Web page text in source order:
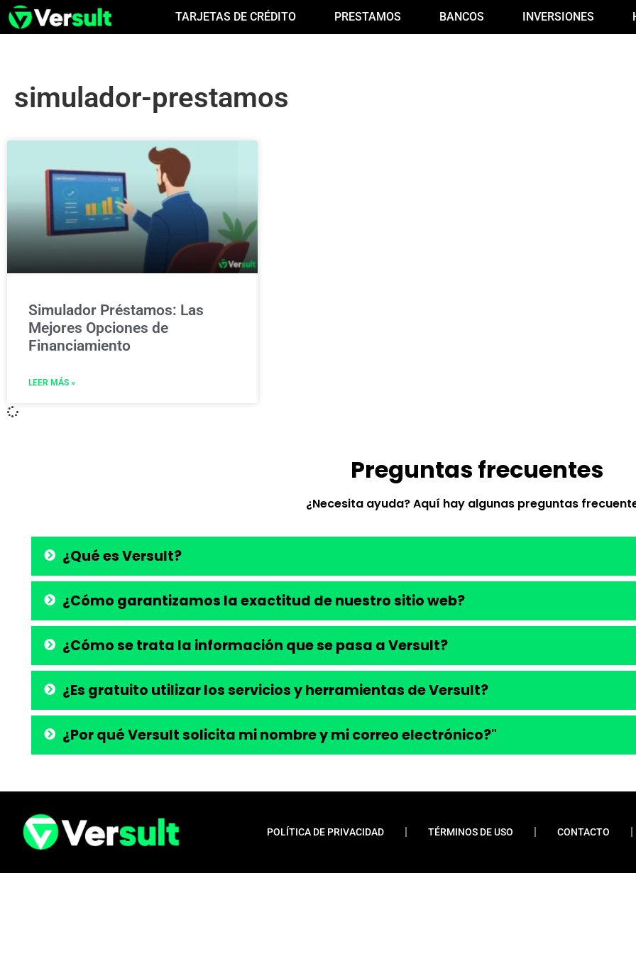
TARJETAS DE CRÉDITO PRESTAMOS BANCOS INVERSIONES
simulador-prestamos
Simulador Préstamos: Las
Mejores Opciones de
Financiamiento
LEER MÁS »
Preguntas frecuentes
¿Necesita ayuda? Aquí hay algunas preguntas
¿Qué es Versult?
¿Cómo garantizamos la exactitud de nuestro sitio web?
¿Cómo se trata la información que se pasa a Versult?
¿Es gratuito utilizar los servicios y herramientas de Versult?
¿Por qué Versult solicita mi nombre y mi correo electrónico?"
POLÍTICA DE PRIVACIDAD TÉRMINOS DE USO CONTACTO